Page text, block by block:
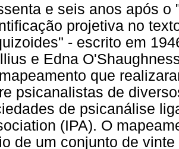
e seis anos após o
projetiva no
- escrito em
e Edna
que
psicanalistas de
de psicanálise
(IPA). O
de um conjunto de